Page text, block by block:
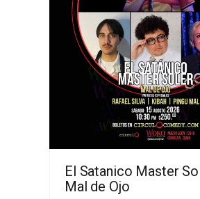
El Satanico Master
Mal de Ojo